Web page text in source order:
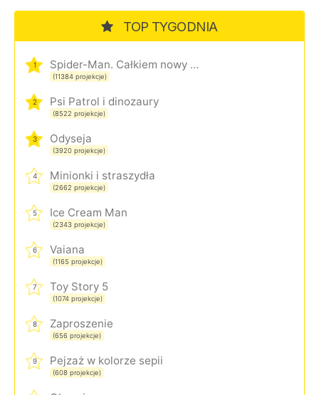
TOP TYGODNIA
1 Spider-Man. Całkiem nowy dzień
(11384 projekcje)
2 Psi Patrol i dinozaury
(8522 projekcje)
3 Odyseja
(3920 projekcje)
4 Minionki i straszydła
(2662 projekcje)
5 Ice Cream Man
(2343 projekcje)
6 Vaiana
(1165 projekcje)
7 Toy Story 5
(1074 projekcje)
8 Zaproszenie
(656 projekcje)
9 Pejzaż w kolorze sepii
(608 projekcje)